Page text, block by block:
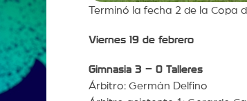
Terminó la fecha 2 de la Copa
Viernes 19 de febrero
Gimnasia 3 – 0 Talleres
Árbitro: Germán Delfino